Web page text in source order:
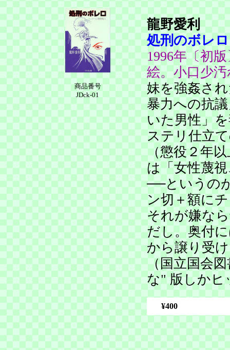
商品番号
JDck-01
龍野愛利
処刑のボレ
1996年〔初
絵。小口少
妹を強姦さ
暴力への抗
いた男性」
ステリ仕立
（懲役２年
は「女性蔑
──というの
ン切＋額に
それが嫌な
だし。奥付
から譲り受
（国立国会
な" 版しかヒ
¥400